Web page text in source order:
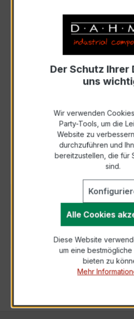
Anfrage
Zur
Als PDF
BESCHREIBUNG
Der Schutz Ihrer
uns
Wir verwenden
Party-Tools, um die
Website zu
durchzuführen und
bereitzustellen, die für
sind.
Alle Cookies
Diese Website
um eine bestmögliche
bieten zu
Mehr